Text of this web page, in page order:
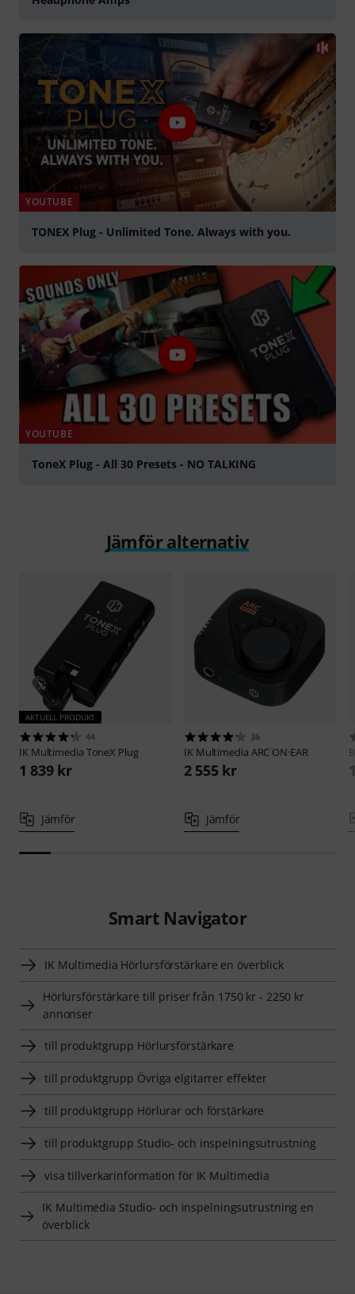
YOUTUBE
TONEX Plug - Unlimited Tone. Always with you.
YOUTUBE
ToneX Plug - All 30 Presets - NO TALKING
Jämför alternativ
AKTUELL PRODUKT
44
IK Multimedia ToneX Plug
1 839 kr
Jämför
36
IK Multimedia ARC ON·EAR
2 555 kr
Jämför
Smart Navigator
IK Multimedia Hörlursförstärkare en överblick
Hörlursförstärkare till priser från 1750 kr - 2250 kr
annonser
till produktgrupp Hörlursförstärkare
till produktgrupp Övriga elgitarrer effekter
till produktgrupp Hörlurar och förstärkare
till produktgrupp Studio- och inspelningsutrustning
visa tillverkarinformation för IK Multimedia
IK Multimedia Studio- och inspelningsutrustning en
överblick